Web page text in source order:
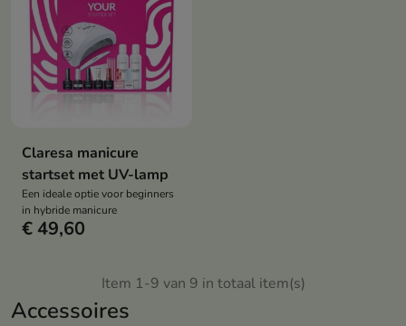
Accessoires
Claresa manicure
startset met UV-lamp
Een ideale optie voor beginners
in hybride manicure
€ 49,60
Item 1-9 van 9 in totaal item(s)